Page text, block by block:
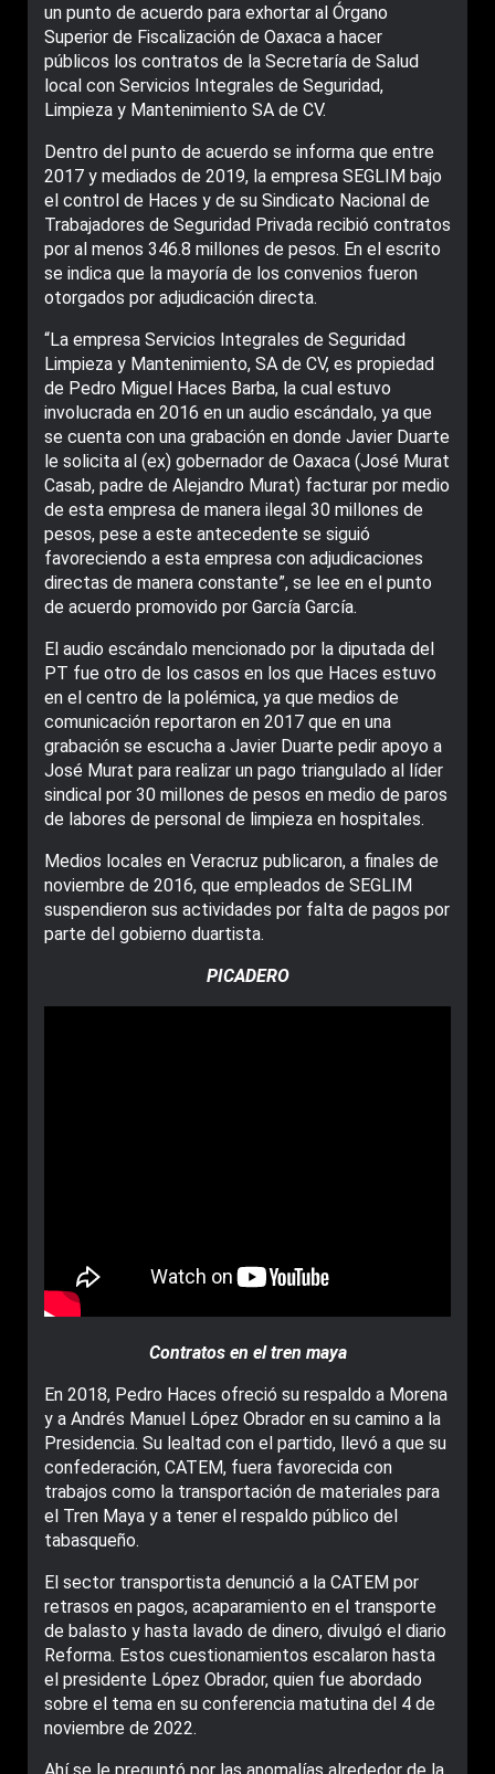
un punto de acuerdo para exhortar al Órgano
Superior de Fiscalización de Oaxaca a hacer
públicos los contratos de la Secretaría de Salud
local con Servicios Integrales de Seguridad,
Limpieza y Mantenimiento SA de CV.
Dentro del punto de acuerdo se informa que entre
2017 y mediados de 2019, la empresa SEGLIM bajo
el control de Haces y de su Sindicato Nacional de
Trabajadores de Seguridad Privada recibió contratos
por al menos 346.8 millones de pesos. En el escrito
se indica que la mayoría de los convenios fueron
otorgados por adjudicación directa.
“La empresa Servicios Integrales de Seguridad
Limpieza y Mantenimiento, SA de CV, es propiedad
de Pedro Miguel Haces Barba, la cual estuvo
involucrada en 2016 en un audio escándalo, ya que
se cuenta con una grabación en donde Javier Duarte
le solicita al (ex) gobernador de Oaxaca (José Murat
Casab, padre de Alejandro Murat) facturar por medio
de esta empresa de manera ilegal 30 millones de
pesos, pese a este antecedente se siguió
favoreciendo a esta empresa con adjudicaciones
directas de manera constante”, se lee en el punto
de acuerdo promovido por García García.
El audio escándalo mencionado por la diputada del
PT fue otro de los casos en los que Haces estuvo
en el centro de la polémica, ya que medios de
comunicación reportaron en 2017 que en una
grabación se escucha a Javier Duarte pedir apoyo a
José Murat para realizar un pago triangulado al líder
sindical por 30 millones de pesos en medio de paros
de labores de personal de limpieza en hospitales.
Medios locales en Veracruz publicaron, a finales de
noviembre de 2016, que empleados de SEGLIM
suspendieron sus actividades por falta de pagos por
parte del gobierno duartista.
PICADERO
Contratos en el tren maya
En 2018, Pedro Haces ofreció su respaldo a Morena
y a Andrés Manuel López Obrador en su camino a la
Presidencia. Su lealtad con el partido, llevó a que su
confederación, CATEM, fuera favorecida con
trabajos como la transportación de materiales para
el Tren Maya y a tener el respaldo público del
tabasqueño.
El sector transportista denunció a la CATEM por
retrasos en pagos, acaparamiento en el transporte
de balasto y hasta lavado de dinero, divulgó el diario
Reforma. Estos cuestionamientos escalaron hasta
el presidente López Obrador, quien fue abordado
sobre el tema en su conferencia matutina del 4 de
noviembre de 2022.